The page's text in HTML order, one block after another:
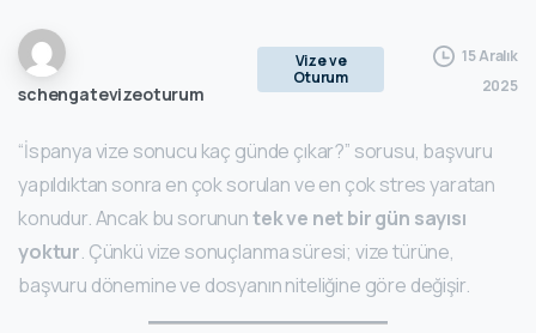
schengatevizeoturum
Vize ve
Oturum
15 Aralık
2025
“İspanya vize sonucu kaç günde çıkar?” sorusu, başvuru
yapıldıktan sonra en çok sorulan ve en çok stres yaratan
konudur. Ancak bu sorununtek ve net bir gün sayısı
yoktur. Çünkü vize sonuçlanma süresi; vize türüne,
başvuru dönemine ve dosyanın niteliğine göre değişir.